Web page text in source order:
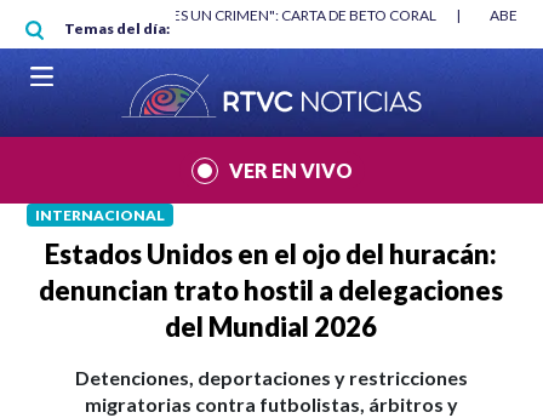
Pasar al contenido principal
Temas del día:
"HABLAR NO ES UN CRIMEN": CARTA DE BETO CORAL |
VER EN VIVO
INTERNACIONAL
Estados Unidos en el ojo del huracán:
denuncian trato hostil a delegaciones
del Mundial 2026
Detenciones, deportaciones y restricciones
migratorias contra futbolistas, árbitros y